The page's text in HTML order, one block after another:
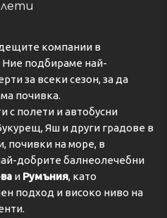
компании в
Ние подбираме най-
за всеки сезон, за да
почивка.
с полети и автобусни
Яш и други градове в
почивки на море, в
добрите балнеолечебни
и Румъния, като
подход и високо ниво на